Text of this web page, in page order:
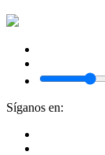
Síganos en: